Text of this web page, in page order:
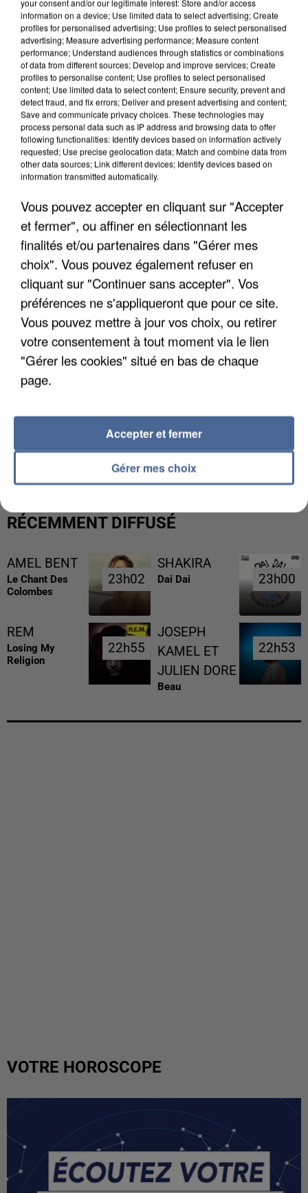
APRÈS TOUTES CES CANICULES, LES REFUGES
DE FAUNE SAUVAGE SONT...
L’UN DES FONDATEURS SUPPOSÉS DE LA DZ
MAFIA INTERPELLÉ EN ALGÉRIE
RÉCEMMENT DIFFUSÉ
AMEL BENT
Le Chant Des
Colombes
23h02
23h02
SHAKIRA
Dai Dai 23h00
23h00
REM
Losing My
Religion
22h55
22h55
JOSEPH
KAMEL ET
JULIEN DORE
Beau
22h53
22h53
VOTRE HOROSCOPE
your consent and/or our legitimate interest: Store and/or access
information on a device; Use limited data to select advertising; Create
profiles for personalised advertising; Use profiles to select personalised
advertising; Measure advertising performance; Measure content
performance; Understand audiences through statistics or combinations
of data from different sources; Develop and improve services; Create
profiles to personalise content; Use profiles to select personalised
content; Use limited data to select content; Ensure security, prevent and
detect fraud, and fix errors; Deliver and present advertising and content;
Save and communicate privacy choices. These technologies may
process personal data such as IP address and browsing data to offer
following functionalities: Identify devices based on information actively
requested; Use precise geolocation data; Match and combine data from
other data sources; Link different devices; Identify devices based on
information transmitted automatically.
Vous pouvez accepter en cliquant sur "Accepter
et fermer", ou affiner en sélectionnant les
finalités et/ou partenaires dans "Gérer mes
choix". Vous pouvez également refuser en
cliquant sur "Continuer sans accepter". Vos
préférences ne s'appliqueront que pour ce site.
Vous pouvez mettre à jour vos choix, ou retirer
votre consentement à tout moment via le lien
"Gérer les cookies" situé en bas de chaque
page.
Gérer mes choix
Accepter et fermer